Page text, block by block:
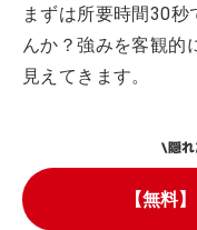
まずは所要時間30
んか？強みを客観的
見えてきます。
\隠
【無料